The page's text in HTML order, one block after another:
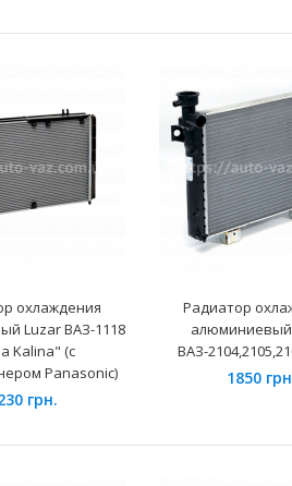
Применение на автомобилях
Sens и их модификаций
климатическими уст..
Применение на автомобилях
охлаждения
Luzar ВАЗ-1118
Kalina" (с
Panasonic)
грн.
Радиатор
ВАЗ-
1850